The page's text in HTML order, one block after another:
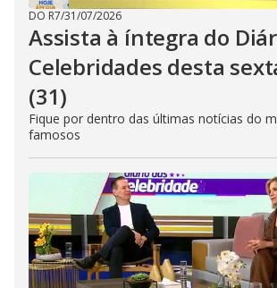
DO R7/31/07/2026
Assista à íntegra do
Celebridades desta
(31)
Fique por dentro das últimas notícias do
famosos